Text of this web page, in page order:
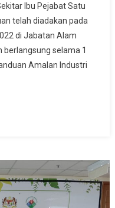
GARIS
PANDUAN
BERSIH
BAGI
Ibu Pejabat Satu
telah diadakan pada
di Jabatan Alam
berlangsung selama 1
Amalan Industri